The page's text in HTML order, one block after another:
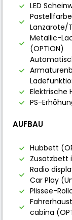
LED
Lanzarote/
Metallic-
(OPTION)
Elektrische
PS-
AUFBAU
Hubbett
Zusatzbett
Radio
Car Play
Plissee-
cabina